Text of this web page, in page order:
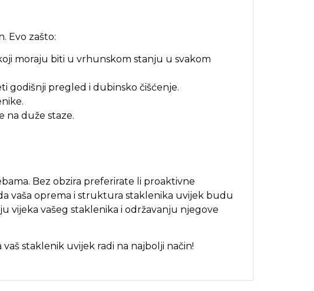
Evo zašto:
moraju biti u vrhunskom stanju u svakom
godišnji pregled i dubinsko čišćenje.
na duže staze.
Bez obzira preferirate li proaktivne
vaša oprema i struktura staklenika uvijek budu
vijeka vašeg staklenika i održavanju njegove
staklenik uvijek radi na najbolji način!